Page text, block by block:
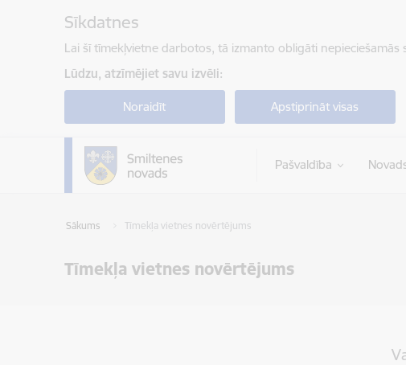
Sīkdatnes
Lai šī tīmekļvietne darbotos, tā izmanto obligāti
Lūdzu, atzīmējiet savu izvēli:
Noraidīt Apstiprināt visas
Pašvaldība
Sākums Tīmekļa vietnes novērtējums
Tīmekļa vietnes novērtējums